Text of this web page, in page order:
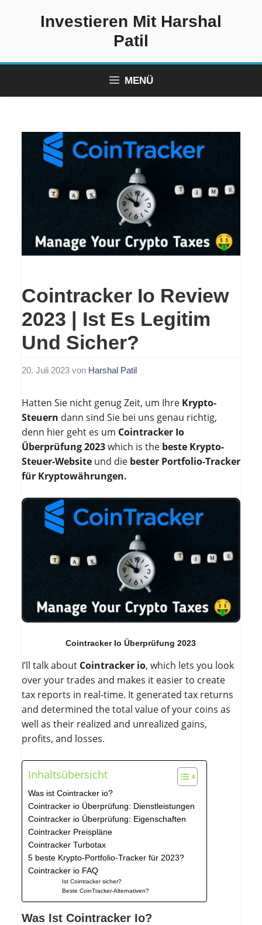
Investieren Mit Harshal
Patil
MENÜ
Cointracker Io Review
2023 | Ist Es Legitim
Und Sicher?
20. Juli 2023 von Harshal Patil
Hatten Sie nicht genug Zeit, um Ihre Krypto-
Steuern dann sind Sie bei uns genau richtig,
denn hier geht es um Cointracker Io
Überprüfung 2023which is the beste Krypto-
Steuer-Websiteund die bester Portfolio-Tracker
für Kryptowährungen.
Cointracker Io Überprüfung 2023
I’ll talk about Cointracker io, which lets you look
over your trades and makes it easier to create
tax reports in real-time. It generated tax returns
and determined the total value of your coins as
well as their realized and unrealized gains,
profits, and losses.
Inhaltsübersicht
Was ist Cointracker io?
Cointracker io Überprüfung: Dienstleistungen
Cointracker io Überprüfung: Eigenschaften
Cointracker Preispläne
Cointracker Turbotax
5 beste Krypto-Portfolio-Tracker für 2023?
Cointracker io FAQ
Ist Cointracker sicher?
Beste CoinTracker-Alternativen?
Was Ist Cointracker Io?